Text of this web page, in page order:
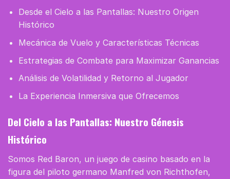
Desde el Cielo a las Pantallas: Nuestro Origen
Histórico
Mecánica de Vuelo y Características Técnicas
Estrategias de Combate para Maximizar Ganancias
Análisis de Volatilidad y Retorno al Jugador
La Experiencia Inmersiva que Ofrecemos
Del Cielo a las Pantallas: Nuestro Génesis
Histórico
Somos Red Baron, un juego de casino basado en la
figura del piloto germano Manfred von Richthofen,